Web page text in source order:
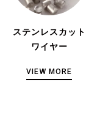
ステンレスカット
ワイヤー
VIEW MORE